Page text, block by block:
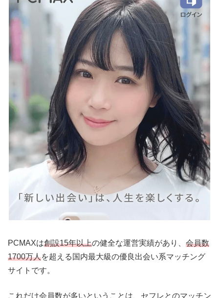
PCMAXは創設15年以上の健全な運営実績があり、 会員数
1700万人を超える国内最大級の優良出会い系マッチング
サイトです。
これだけ会員数が多いということは、セフレとのマッチン